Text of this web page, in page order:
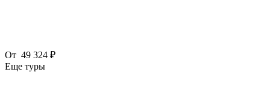
От 49 324 ₽
Еще туры